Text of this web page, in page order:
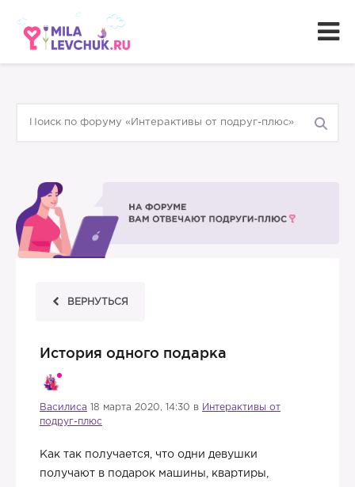
ВЕРНУТЬСЯ
История одного подарка
Василиса 18 марта 2020, 14:30 в Интерактивы от
подруг-плюс
Как так получается, что одни девушки
получают в подарок машины, квартиры,